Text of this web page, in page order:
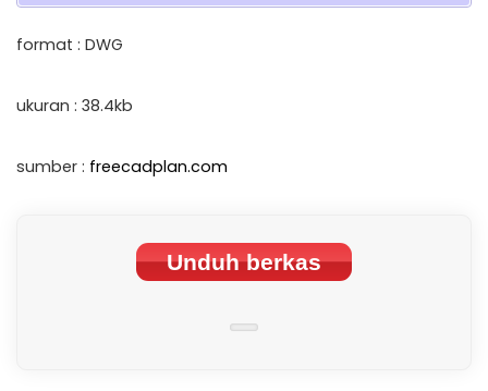
format : DWG
ukuran : 38.4kb
sumber : freecadplan.com
Unduh berkas